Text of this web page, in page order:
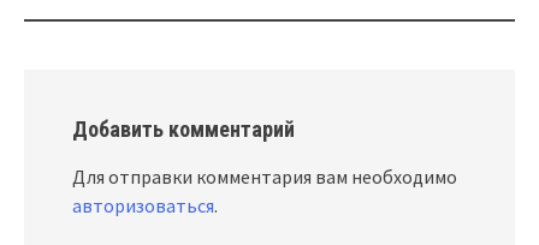
Добавить комментарий
Для отправки комментария вам необходимо
авторизоваться.